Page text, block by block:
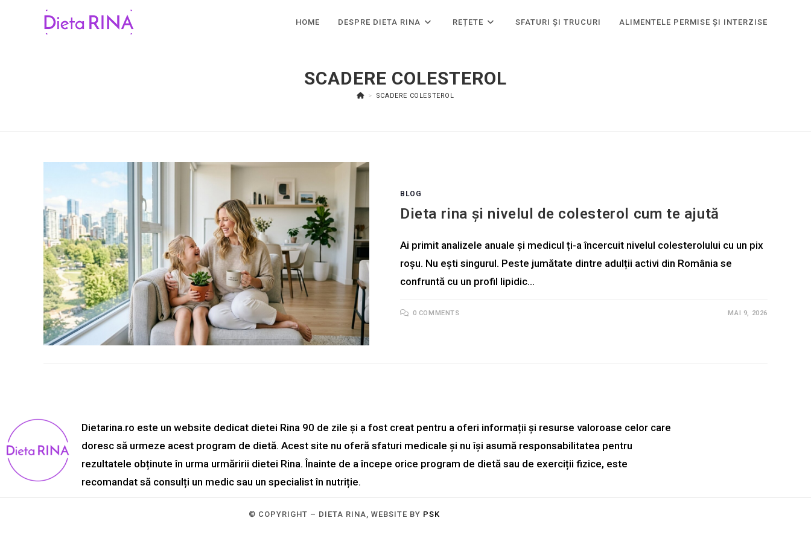
HOME DESPRE DIETA RINA REȚETE SFATURI ȘI TRUCURI ALIMENTELE PERMISE ȘI INTERZISE
SCADERE COLESTEROL
> SCADERE COLESTEROL
BLOG
Dieta rina și nivelul de colesterol cum te ajută
Ai primit analizele anuale și medicul ți-a încercuit nivelul colesterolului cu un pix
roșu. Nu ești singurul. Peste jumătate dintre adulții activi din România se
confruntă cu un profil lipidic…
0 COMMENTS MAI 9, 2026
Dietarina.ro este un website dedicat dietei Rina 90 de zile și a fost creat pentru a oferi informații și resurse valoroase celor care
doresc să urmeze acest program de dietă. Acest site nu oferă sfaturi medicale și nu își asumă responsabilitatea pentru
rezultatele obținute în urma urmăririi dietei Rina. Înainte de a începe orice program de dietă sau de exerciții fizice, este
recomandat să consulți un medic sau un specialist în nutriție.
© COPYRIGHT – DIETA RINA, WEBSITE BY PSK